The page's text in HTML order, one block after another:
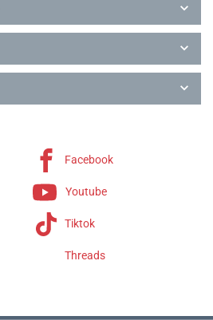
Facebook
Youtube
Tiktok
Threads